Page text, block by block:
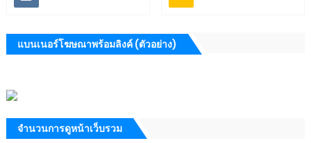
แบนเนอร์โฆษณาพร้อมลิงค์ (ตัวอย่าง)
จำนวนการดูหน้าเว็บรวม